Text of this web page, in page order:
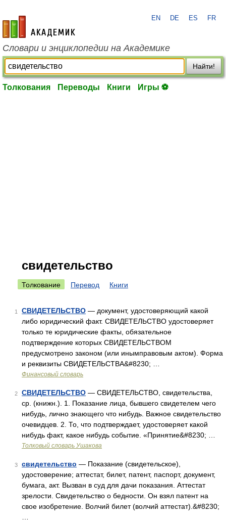
academic.ru
EN DE ES FR
Словари и энциклопедии на Академике
Найти!
Толкования Переводы Книги Игры ⚽
свидетельство
Толкование Перевод Книги
1 СВИДЕТЕЛЬСТВО — документ, удостоверяющий какой
либо юридический факт. СВИДЕТЕЛЬСТВО удостоверяет
только те юридические факты, обязательное
подтверждение которых СВИДЕТЕЛЬСТВОМ
предусмотрено законом (или инымправовым актом). Форма
и реквизиты СВИДЕТЕЛЬСТВА&#8230; …
Финансовый словарь
2 СВИДЕТЕЛЬСТВО — СВИДЕТЕЛЬСТВО, свидетельства,
ср. (книжн.). 1. Показание лица, бывшего свидетелем чего
нибудь, лично знающего что нибудь. Важное свидетельство
очевидцев. 2. То, что подтверждает, удостоверяет какой
нибудь факт, какое нибудь событие. «Принятие&#8230; …
Толковый словарь Ушакова
3 свидетельство — Показание (свидетельское),
удостоверение; аттестат, билет, патент, паспорт, документ,
бумага, акт. Вызван в суд для дачи показания. Аттестат
зрелости. Свидетельство о бедности. Он взял патент на
свое изобретение. Волчий билет (волчий аттестат).&#8230;